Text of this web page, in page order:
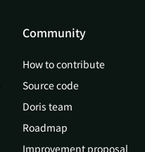
Community
How to contribute
Source code
Doris team
Roadmap
Improvement proposal